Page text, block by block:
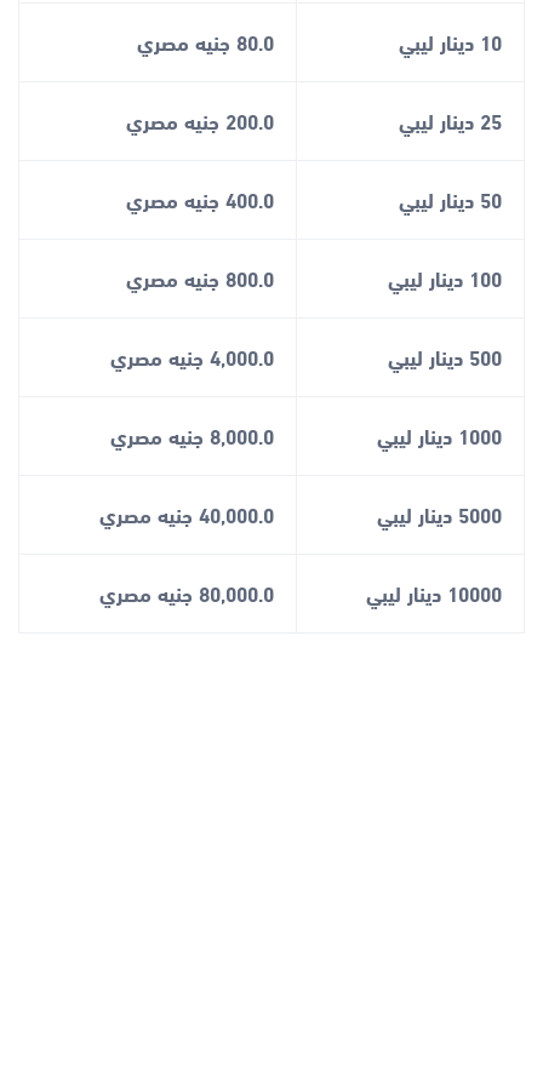
10 دينار ليبي 80.0 جنيه مصري
25 دينار ليبي 200.0 جنيه مصري
50 دينار ليبي 400.0 جنيه مصري
100 دينار ليبي 800.0 جنيه مصري
500 دينار ليبي 4,000.0 جنيه مصري
1000 دينار ليبي 8,000.0 جنيه مصري
5000 دينار ليبي 40,000.0 جنيه مصري
10000 دينار ليبي 80,000.0 جنيه مصري